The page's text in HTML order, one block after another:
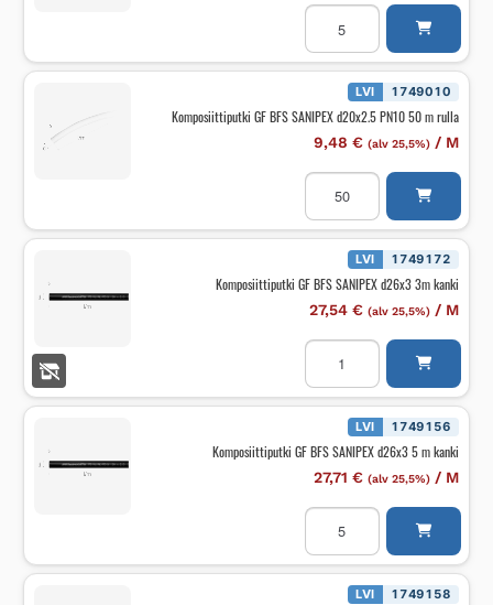
Komposiittiputki
SANIPEX
d20x2.5
kanki
määrä
LVI 1749010
Komposiittiputki GF BFS SANIPEX d20x2.5 PN10 50 m rulla
9,48 € (alv 25,5%)/ M
Komposiittiputki
SANIPEX
d20x2.5
m
rulla
määrä
LVI 1749172
Komposiittiputki GF BFS SANIPEX d26x3 3m kanki
27,54 € (alv 25,5%)/ M
Komposiittiputki
SANIPEX
d26x3
määrä
LVI 1749156
Komposiittiputki GF BFS SANIPEX d26x3 5 m kanki
27,71 € (alv 25,5%)/ M
Komposiittiputki
SANIPEX
d26x3
LVI 1749158